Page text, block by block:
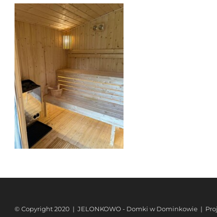
© Copyright 2020 | JELONKOWO - Domki w Dominkowie |